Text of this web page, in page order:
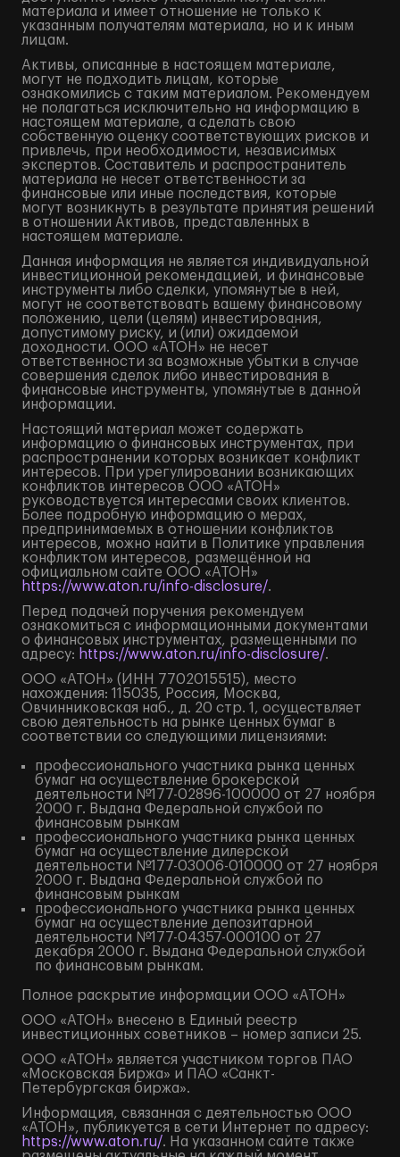
материала и имеет отношение не только к
указанным получателям материала, но и к иным
лицам.
Активы, описанные в настоящем материале,
могут не подходить лицам, которые
ознакомились с таким материалом. Рекомендуем
не полагаться исключительно на информацию в
настоящем материале, а сделать свою
собственную оценку соответствующих рисков и
привлечь, при необходимости, независимых
экспертов. Составитель и распространитель
материала не несет ответственности за
финансовые или иные последствия, которые
могут возникнуть в результате принятия решений
в отношении Активов, представленных в
настоящем материале.
Данная информация не является индивидуальной
инвестиционной рекомендацией, и финансовые
инструменты либо сделки, упомянутые в ней,
могут не соответствовать вашему финансовому
положению, цели (целям) инвестирования,
допустимому риску, и (или) ожидаемой
доходности. ООО «АТОН» не несет
ответственности за возможные убытки в случае
совершения сделок либо инвестирования в
финансовые инструменты, упомянутые в данной
информации.
Настоящий материал может содержать
информацию о финансовых инструментах, при
распространении которых возникает конфликт
интересов. При урегулировании возникающих
конфликтов интересов ООО «АТОН»
руководствуется интересами своих клиентов.
Более подробную информацию о мерах,
предпринимаемых в отношении конфликтов
интересов, можно найти в Политике управления
конфликтом интересов, размещённой на
официальном сайте ООО «АТОН»
https://www.aton.ru/info-disclosure/.
Перед подачей поручения рекомендуем
ознакомиться с информационными документами
о финансовых инструментах, размещенными по
адресу: https://www.aton.ru/info-disclosure/.
ООО «АТОН» (ИНН 7702015515), место
нахождения: 115035, Россия, Москва,
Овчинниковская наб., д. 20 стр. 1, осуществляет
свою деятельность на рынке ценных бумаг в
соответствии со следующими лицензиями:
профессионального участника рынка ценных
бумаг на осуществление брокерской
деятельности №177-02896-100000 от 27 ноября
2000 г. Выдана Федеральной службой по
финансовым рынкам
профессионального участника рынка ценных
бумаг на осуществление дилерской
деятельности №177-03006-010000 от 27 ноября
2000 г. Выдана Федеральной службой по
финансовым рынкам
профессионального участника рынка ценных
бумаг на осуществление депозитарной
деятельности №177-04357-000100 от 27
декабря 2000 г. Выдана Федеральной службой
по финансовым рынкам.
Полное раскрытие информации ООО «АТОН»
ООО «АТОН» внесено в Единый реестр
инвестиционных советников – номер записи 25.
ООО «АТОН» является участником торгов ПАО
«Московская Биржа» и ПАО «Санкт-
Петербургская биржа».
Информация, связанная с деятельностью ООО
«АТОН», публикуется в сети Интернет по адресу:
https://www.aton.ru/. На указанном сайте также